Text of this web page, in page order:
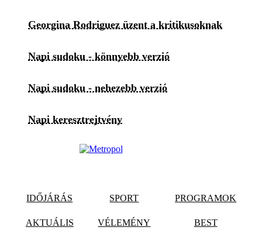
Georgina Rodriguez üzent a kritikusoknak
Napi sudoku - könnyebb verzió
Napi sudoku - nehezebb verzió
Napi keresztrejtvény
IDŐJÁRÁS SPORT PROGRAMOK
AKTUÁLIS VÉLEMÉNY BEST